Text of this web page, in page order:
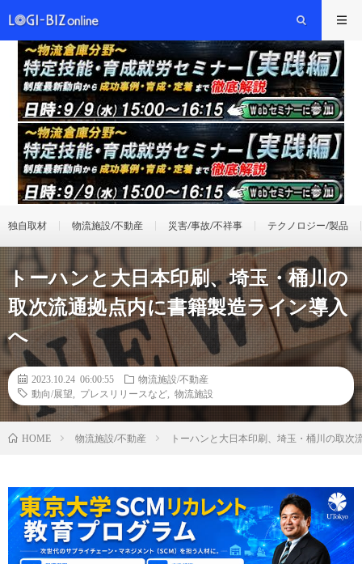
独自取材 物流施設/不動産 災害/事故/不祥事 テクノロジー/製品
トーハンと大日本印刷、埼玉・桶川の
取次流通拠点内に書籍製造ライン導入
へ
2023.10.24 06:00:55
物流施設/不動産
動向/展望
プレスリリースなど 物流施設
HOME 物流施設/不動産 トーハンと大日本印刷、埼玉・桶川の取次